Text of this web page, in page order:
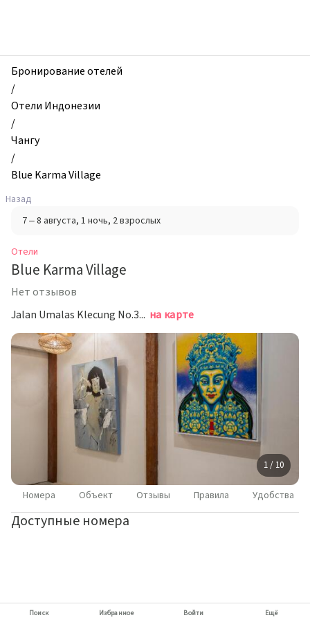
Blue
Karma
Village,
Чангу,
Индонезия
Бронирование отелей
/
Отели Индонезии
/
Чангу
/
Blue Karma Village
Назад
7 – 8 августа, 1 ночь, 2 взрослых
Отели
Blue Karma Village
Нет отзывов
Jalan Umalas Klecung No.38x, Kerobokan Kelod, Керобокан Келод на карте
1 / 10
Номера Объект Отзывы Правила Удобства
Доступные номера
Поиск Избранное Войти Ещё